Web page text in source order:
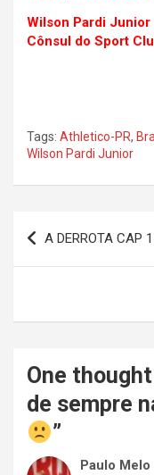
Wilson Pardi Junior
Cônsul do Sport
Tags: Athletico-PR,
Wilson Pardi Junior
Navegação
de
A DERROTA CAP
One thought
de sempre
”
Paulo Melo